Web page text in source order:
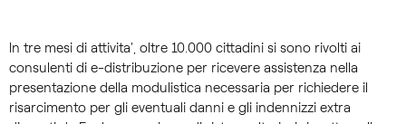
In tre mesi di attivita', oltre 10.000 cittadini si sono rivolti ai
consulenti di e-distribuzione per ricevere assistenza nella
presentazione della modulistica necessaria per richiedere il
risarcimento per gli eventuali danni e gli indennizzi extra